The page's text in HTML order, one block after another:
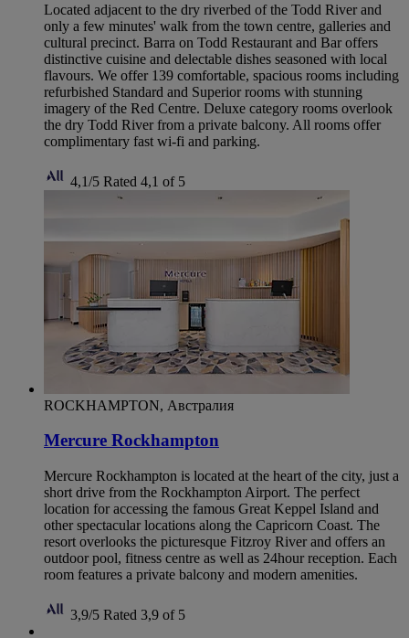
Located adjacent to the dry riverbed of the Todd River and
only a few minutes' walk from the town centre, galleries and
cultural precinct. Barra on Todd Restaurant and Bar offers
distinctive cuisine and delectable dishes seasoned with local
flavours. We offer 139 comfortable, spacious rooms including
refurbished Standard and Superior rooms with stunning
imagery of the Red Centre. Deluxe category rooms overlook
the dry Todd River from a private balcony. All rooms offer
complimentary fast wi-fi and parking.
4,1/5 Rated 4,1 of 5
ROCKHAMPTON, Австралия
Mercure Rockhampton
Mercure Rockhampton is located at the heart of the city, just a
short drive from the Rockhampton Airport. The perfect
location for accessing the famous Great Keppel Island and
other spectacular locations along the Capricorn Coast. The
resort overlooks the picturesque Fitzroy River and offers an
outdoor pool, fitness centre as well as 24hour reception. Each
room features a private balcony and modern amenities.
3,9/5 Rated 3,9 of 5